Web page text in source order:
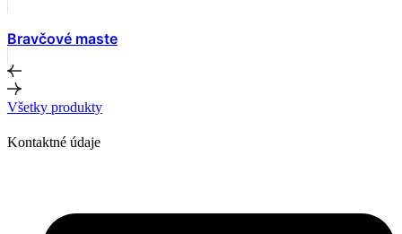
Bravčové maste
Všetky produkty
Kontaktné údaje